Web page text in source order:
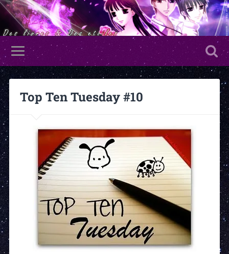
Top Ten Tuesday #10